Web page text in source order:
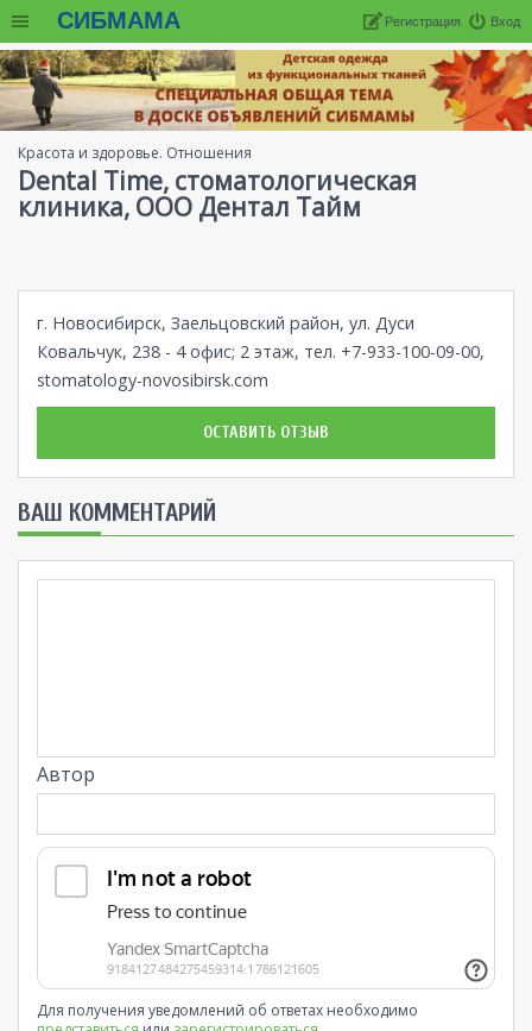
СИБМАМА Вход
Регистрация
Красота и здоровье. Отношения
Dental Time, стоматологическая
клиника, ООО Дентал Тайм
г. Новосибирск, Заельцовский район, ул. Дуси
Ковальчук, 238 - 4 офис; 2 этаж, тел. +7-933-100-09-00,
stomatology-novosibirsk.com
ОСТАВИТЬ ОТЗЫВ
ВАШ КОММЕНТАРИЙ
Автор
Для получения уведомлений об ответах необходимо